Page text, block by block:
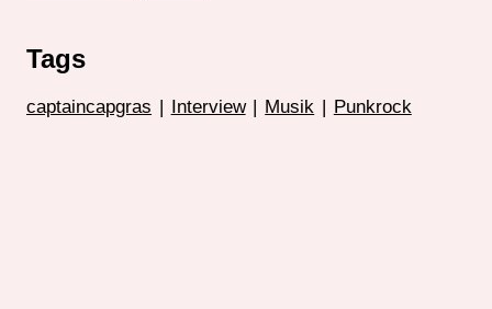
Tags
captaincapgras Interview Musik Punkrock